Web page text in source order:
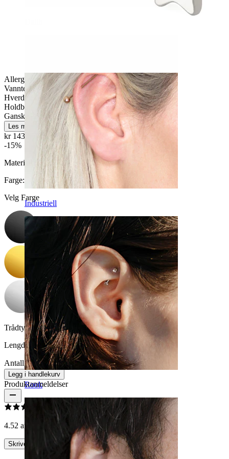
Industriell
Rook
Allergivennlig
Vanntett
Hverdagsbruk
Holdbar
Ganske enkelt
Les mer
kr 143,65
kr 169,00
-15%
Materiale:
Titan
Farge:
Velg Farge
Trådtykkelse:1,2 mm
Lengde:
8 mm
Antall: 1 Endre
Legg i handlekurv
Produktanmeldelser
4.52 anmeldelser
Skrive en omtale